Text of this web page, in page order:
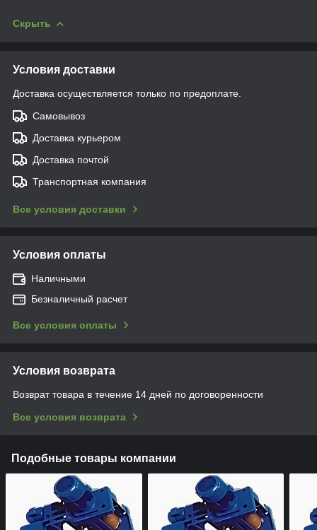
Скрыть
Условия доставки
Доставка осуществляется только по предоплате.
Самовывоз
Доставка курьером
Доставка почтой
Транспортная компания
Все условия доставки
Условия оплаты
Наличными
Безналичный расчет
Все условия оплаты
Условия возврата
Возврат товара в течение 14 дней по договоренности
Все условия возврата
Подобные товары компании